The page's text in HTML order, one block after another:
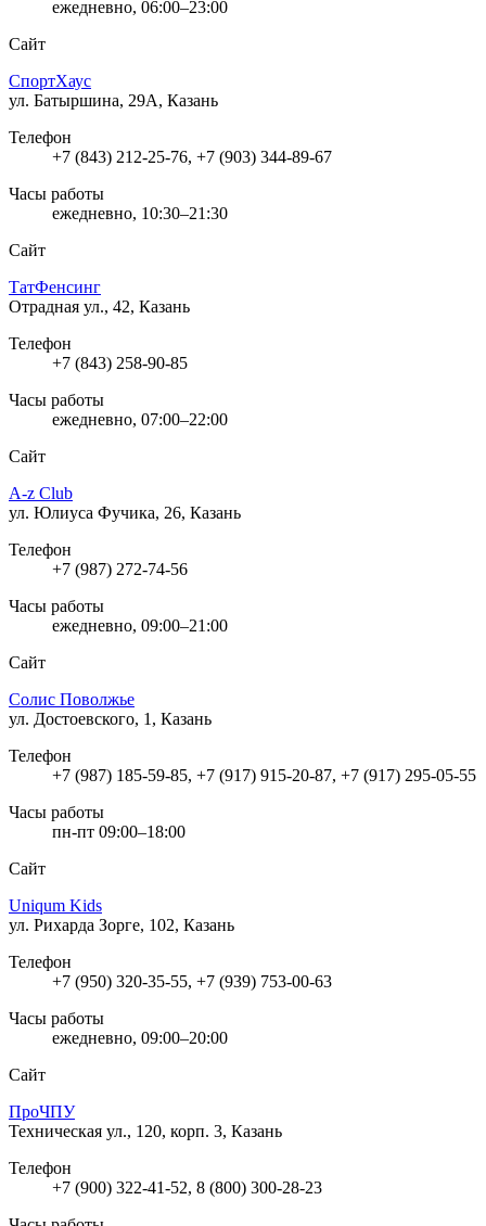
ежедневно, 06:00–23:00
Сайт
СпортХаус
ул. Батыршина, 29А, Казань
Телефон
+7 (843) 212-25-76, +7 (903) 344-89-67
Часы работы
ежедневно, 10:30–21:30
Сайт
ТатФенсинг
Отрадная ул., 42, Казань
Телефон
+7 (843) 258-90-85
Часы работы
ежедневно, 07:00–22:00
Сайт
A-z Club
ул. Юлиуса Фучика, 26, Казань
Телефон
+7 (987) 272-74-56
Часы работы
ежедневно, 09:00–21:00
Сайт
Солис Поволжье
ул. Достоевского, 1, Казань
Телефон
+7 (987) 185-59-85, +7 (917) 915-20-87, +7 (917) 295-05-55
Часы работы
пн-пт 09:00–18:00
Сайт
Uniqum Kids
ул. Рихарда Зорге, 102, Казань
Телефон
+7 (950) 320-35-55, +7 (939) 753-00-63
Часы работы
ежедневно, 09:00–20:00
Сайт
ПроЧПУ
Техническая ул., 120, корп. 3, Казань
Телефон
+7 (900) 322-41-52, 8 (800) 300-28-23